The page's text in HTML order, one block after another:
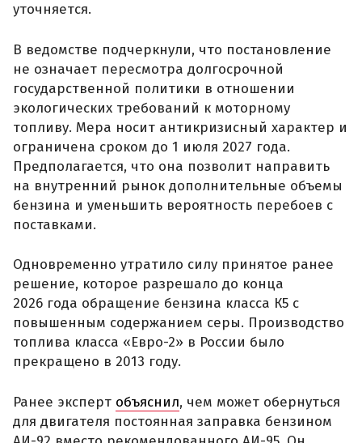
уточняется.
В ведомстве подчеркнули, что постановление
не означает пересмотра долгосрочной
государственной политики в отношении
экологических требований к моторному
топливу. Мера носит антикризисный характер и
ограничена сроком до 1 июля 2027 года.
Предполагается, что она позволит направить
на внутренний рынок дополнительные объемы
бензина и уменьшить вероятность перебоев с
поставками.
Одновременно утратило силу принятое ранее
решение, которое разрешало до конца
2026 года обращение бензина класса К5 с
повышенным содержанием серы. Производство
топлива класса «Евро-2» в России было
прекращено в 2013 году.
Ранее эксперт объяснил, чем может обернуться
для двигателя постоянная заправка бензином